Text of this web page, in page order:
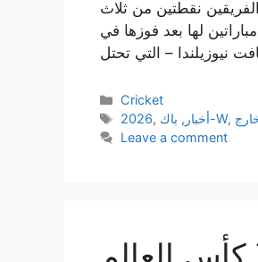
كلا الفريقين نقطتين من ثلاث
لها بعد فوزها في
Categories
Cricket
Tags
2026, أخبار , باك-W,
Leave a comment